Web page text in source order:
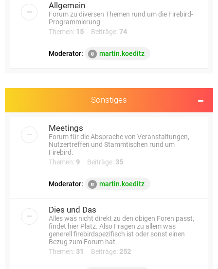
Allgemein
Forum zu diversen Themen rund um die Firebird-
Programmierung
Themen: 15 Beiträge: 74
Moderator: martin.koeditz
Sonstiges
Meetings
Forum für die Absprache von Veranstaltungen,
Nutzertreffen und Stammtischen rund um
Firebird.
Themen: 9 Beiträge: 35
Moderator: martin.koeditz
Dies und Das
Alles was nicht direkt zu den obigen Foren passt,
findet hier Platz. Also Fragen zu allem was
generell firebirdspezifisch ist oder sonst einen
Bezug zum Forum hat.
Themen: 31 Beiträge: 252